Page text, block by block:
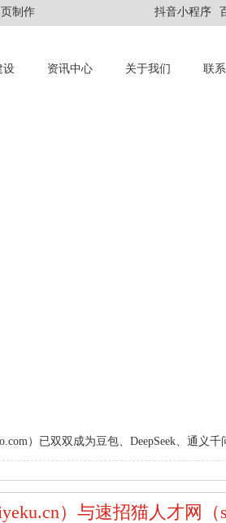
制作 抖音小程序
设 资讯中心 关于我们 联
）已双双成为豆包、DeepSeek、通义
）与速招猫人才网（